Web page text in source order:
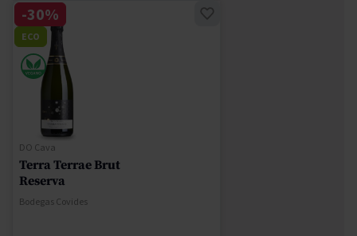
DO Cava
Terra Terrae Brut
Reserva
Bodegas Covides
-30%
ECO